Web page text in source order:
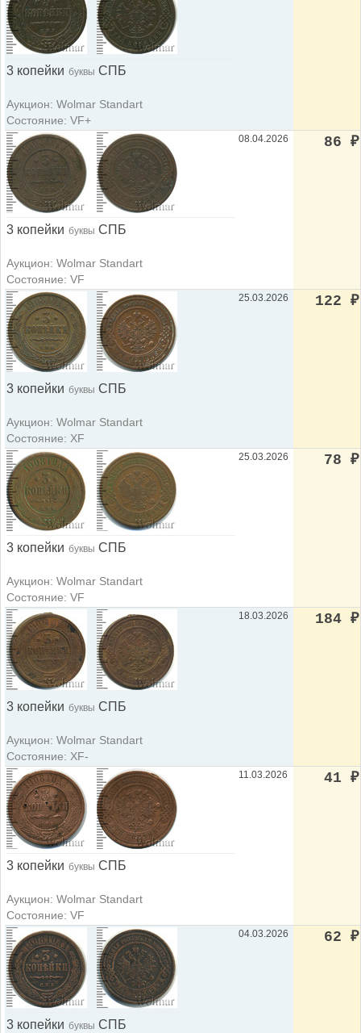
3 копейки буквы СПБ
Аукцион: Wolmar Standart
Состояние: VF+
3 копейки буквы СПБ
Аукцион: Wolmar Standart
Состояние: VF
08.04.2026 86 ₽
3 копейки буквы СПБ
Аукцион: Wolmar Standart
Состояние: XF
25.03.2026 122 ₽
3 копейки буквы СПБ
Аукцион: Wolmar Standart
Состояние: VF
25.03.2026 78 ₽
3 копейки буквы СПБ
Аукцион: Wolmar Standart
Состояние: XF-
18.03.2026 184 ₽
3 копейки буквы СПБ
Аукцион: Wolmar Standart
Состояние: VF
11.03.2026 41 ₽
3 копейки буквы СПБ
04.03.2026 62 ₽